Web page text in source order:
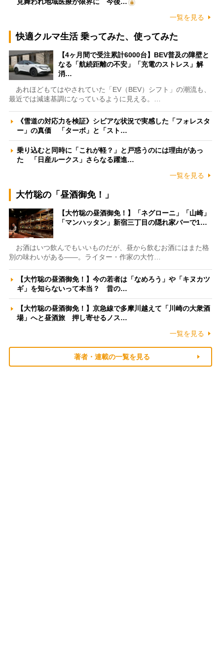
見舞われ地域医療が限界に 今後…
一覧を見る
快適クルマ生活 乗ってみた、使ってみた
【4ヶ月間で受注累計6000台】BEV普及の障壁と
なる「航続距離の不安」「充電のストレス」解
消…
あれほどもてはやされていた「EV（BEV）シフト」の潮流も、
最近では減速基調になっているように見える。…
《雪道の対応力を検証》シビアな状況で実感した「フォレスタ
ー」の真価 「ターボ」と「スト…
乗り込むと同時に「これが軽？」と戸惑うのには理由があっ
た 「日産ルークス」さらなる躍進…
一覧を見る
大竹聡の「昼酒御免！」
【大竹聡の昼酒御免！】「ネグローニ」「山崎」
「マンハッタン」新宿三丁目の隠れ家バーで1…
お酒はいつ飲んでもいいものだが、昼から飲むお酒にはまた格
別の味わいがある――。ライター・作家の大竹…
【大竹聡の昼酒御免！】今の若者は「なめろう」や「キヌカツ
ギ」を知らないって本当？ 昔の…
【大竹聡の昼酒御免！】京急線で多摩川越えて「川崎の大衆酒
場」へと昼酒旅 押し寄せるノス…
一覧を見る
著者・連載の一覧を見る